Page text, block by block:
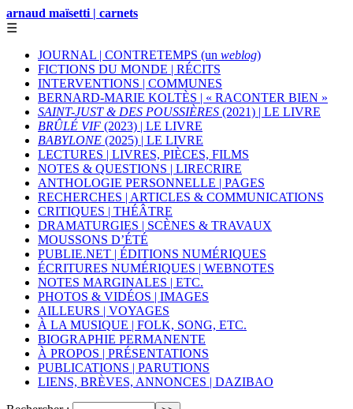
arnaud maïsetti | carnets
☰
JOURNAL | CONTRETEMPS (un weblog)
FICTIONS DU MONDE | RÉCITS
INTERVENTIONS | COMMUNES
BERNARD-MARIE KOLTÈS | « RACONTER BIEN »
SAINT-JUST & DES POUSSIÈRES (2021) | LE LIVRE
BRÛLÉ VIF (2023) | LE LIVRE
BABYLONE (2025) | LE LIVRE
LECTURES | LIVRES, PIÈCES, FILMS
NOTES & QUESTIONS | LIRECRIRE
ANTHOLOGIE PERSONNELLE | PAGES
RECHERCHES | ARTICLES & COMMUNICATIONS
CRITIQUES | THÉÂTRE
DRAMATURGIES | SCÈNES & TRAVAUX
MOUSSONS D’ÉTÉ
PUBLIE.NET | ÉDITIONS NUMÉRIQUES
ÉCRITURES NUMÉRIQUES | WEBNOTES
NOTES MARGINALES | ETC.
PHOTOS & VIDÉOS | IMAGES
AILLEURS | VOYAGES
À LA MUSIQUE | FOLK, SONG, ETC.
BIOGRAPHIE PERMANENTE
À PROPOS | PRÉSENTATIONS
PUBLICATIONS | PARUTIONS
LIENS, BRÈVES, ANNONCES | DAZIBAO